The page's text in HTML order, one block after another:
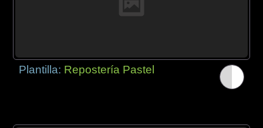
Plantilla: Repostería Pastel